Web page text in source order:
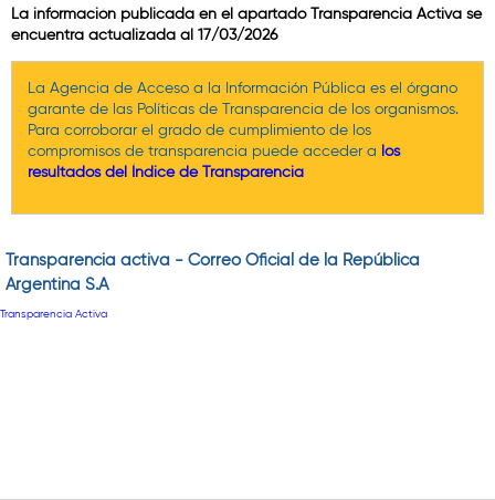
La información publicada en el apartado Transparencia Activa se
encuentra actualizada al 17/03/2026
La Agencia de Acceso a la Información Pública es el órgano
garante de las Políticas de Transparencia de los organismos.
Para corroborar el grado de cumplimiento de los
compromisos de transparencia puede acceder a los
resultados del Índice de Transparencia
Transparencia activa - Correo Oficial de la República
Argentina S.A
Transparencia Activa